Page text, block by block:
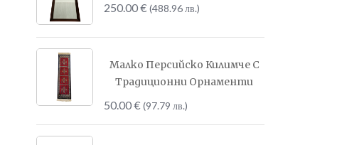
250.00€(488.96 лв.)
Малко Персийско Килимче С
Традиционни Орнаменти
50.00€(97.79 лв.)